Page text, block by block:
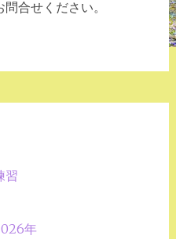
合せください。
習
年